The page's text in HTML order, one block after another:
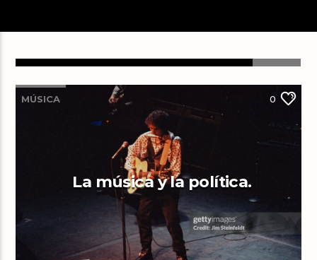
Canción actual
Arts And Music Radio
MÚSICA 0
La música y la política.